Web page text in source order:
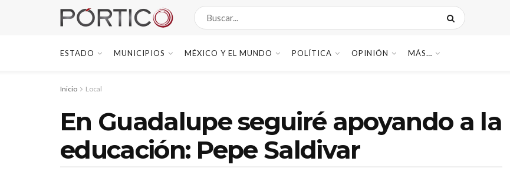
ESTADO MUNICIPIOS MÉXICO Y EL MUNDO POLÍTICA OPINIÓN MÁS…
Inicio Local
En Guadalupe seguiré apoyando a la
educación: Pepe Saldivar